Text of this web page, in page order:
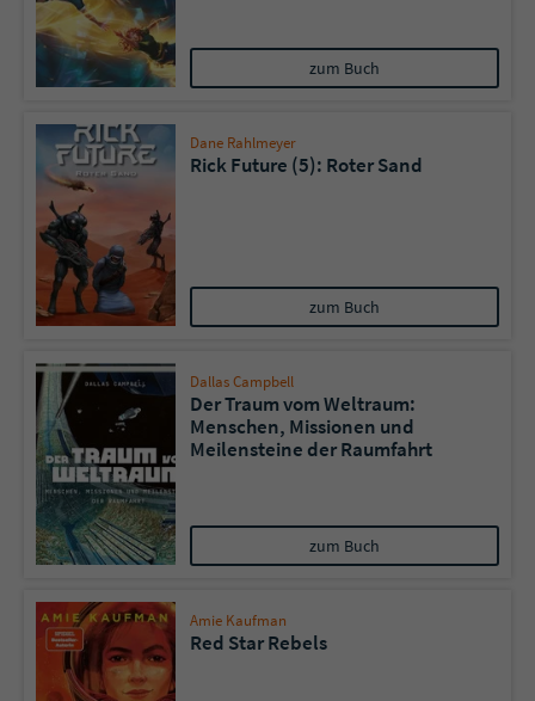
zum Buch
Dane Rahlmeyer
Rick Future (5): Roter Sand
zum Buch
Dallas Campbell
Der Traum vom Weltraum:
Menschen, Missionen und
Meilensteine der Raumfahrt
zum Buch
Amie Kaufman
Red Star Rebels